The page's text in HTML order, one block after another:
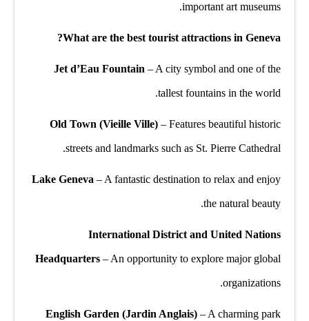
important art museums.
What are the best tourist attractions in Geneva?
Jet d’Eau Fountain – A city symbol and one of the
tallest fountains in the world.
Old Town (Vieille Ville) – Features beautiful historic
streets and landmarks such as St. Pierre Cathedral.
Lake Geneva – A fantastic destination to relax and enjoy
the natural beauty.
International District and United Nations
Headquarters – An opportunity to explore major global
organizations.
English Garden (Jardin Anglais) – A charming park